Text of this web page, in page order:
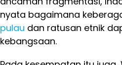
nyata bagaimana
pulau dan ratusan etnik
kebangsaan.